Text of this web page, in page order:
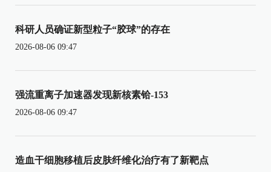
科研人员确证新型粒子“胶球”的存在
2026-08-06 09:47
强流重离子加速器发现新核素铪-153
2026-08-06 09:47
造血干细胞移植后皮肤纤维化治疗有了新靶点